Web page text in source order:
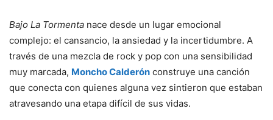
Bajo La Tormenta nace desde un lugar emocional
complejo: el cansancio, la ansiedad y la incertidumbre. A
través de una mezcla de rock y pop con una sensibilidad
muy marcada, Moncho Calderón construye una canción
que conecta con quienes alguna vez sintieron que estaban
atravesando una etapa difícil de sus vidas.